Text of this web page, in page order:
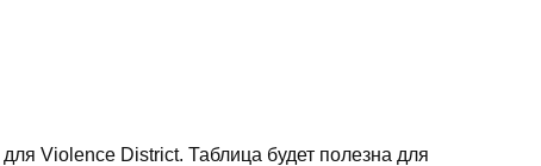
для Violence District. Таблица будет полезна для